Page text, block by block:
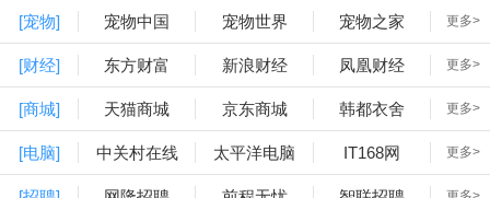
[宠物] 宠物中国 宠物世界 宠物之家 更多>
[财经] 东方财富 新浪财经 凤凰财经 更多>
[商城] 天猫商城 京东商城 韩都衣舍 更多>
[电脑] 中关村在线 太平洋电脑 IT168网 更多>